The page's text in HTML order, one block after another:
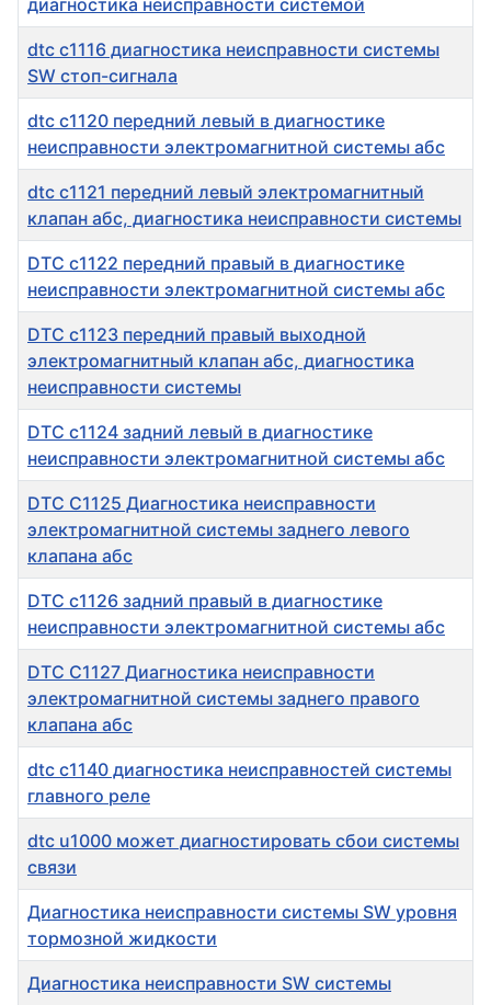
диагностика неисправности системой
dtc c1116 диагностика неисправности системы
SW стоп-сигнала
dtc c1120 передний левый в диагностике
неисправности электромагнитной системы абс
dtc c1121 передний левый электромагнитный
клапан абс, диагностика неисправности системы
DTC c1122 передний правый в диагностике
неисправности электромагнитной системы абс
DTC c1123 передний правый выходной
электромагнитный клапан абс, диагностика
неисправности системы
DTC c1124 задний левый в диагностике
неисправности электромагнитной системы абс
DTC C1125 Диагностика неисправности
электромагнитной системы заднего левого
клапана абс
DTC c1126 задний правый в диагностике
неисправности электромагнитной системы абс
DTC C1127 Диагностика неисправности
электромагнитной системы заднего правого
клапана абс
dtc c1140 диагностика неисправностей системы
главного реле
dtc u1000 может диагностировать сбои системы
связи
Диагностика неисправности системы SW уровня
тормозной жидкости
Диагностика неисправности SW системы